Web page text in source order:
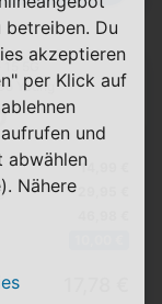
5G
Young
14,99 €
Du
akzeptieren
per Klick auf
und
abwählen
Nähere